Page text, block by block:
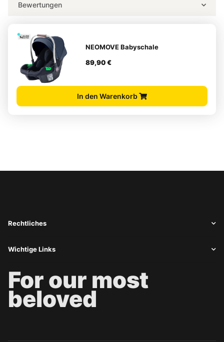
Bewertungen
NEOMOVE Babyschale
89,90 €
In den Warenkorb
Rechtliches
Wichtige Links
For our most
beloved